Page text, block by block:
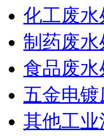
化工废水
制药废水
食品废水
五金电镀
其他工业